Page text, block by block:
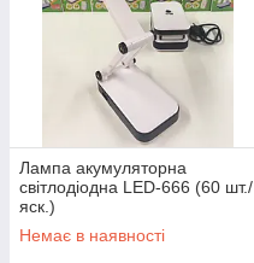
Лампа акумуляторна
світлодіодна LED-666 (60 шт./
яск.)
Немає в наявності